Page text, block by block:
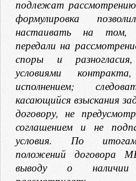
подлежат
формулировка
настаивать на том,
передали на
споры и
условиями
исполнением;
касающийся взыскания
договору, не
соглашением и не
условия. По
положений договора
выводу о наличии